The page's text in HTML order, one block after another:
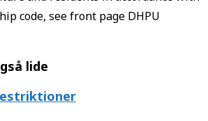
code, see front page DHPU
lide